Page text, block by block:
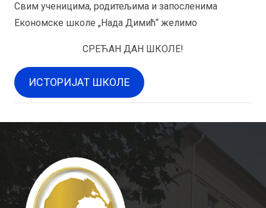
Свим ученицима, родитељима и запосленима
Економске школе „Нада Димић“ желимо
СРЕЋАН ДАН ШКОЛЕ!
ИСТОРИЈАТ ШКОЛЕ